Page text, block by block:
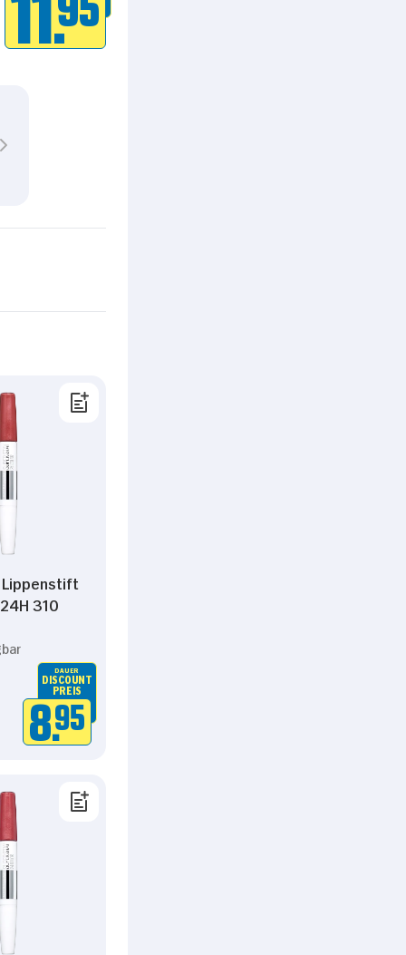
Über Cookies
soziale Medien
geben wir
Werbung und
Daten
der Dienste
11.95
Lippenstift
310
DAUER
DISCOUNT
PREIS
8.95